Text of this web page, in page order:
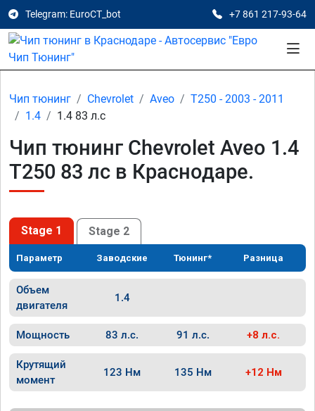
Telegram: EuroCT_bot +7 861 217-93-64
Чип тюнинг Chevrolet Aveo
T250 - 2003 - 2011
1.4
1.4 83 л.с
Чип тюнинг Chevrolet Aveo 1.4
T250 83 лс в Краснодаре.
Stage 1 Stage 2
Параметр Заводские Тюнинг* Разница
Объем
двигателя
1.4
Мощность 83 л.с. 91 л.с. +8 л.с.
Крутящий
момент
123 Нм 135 Нм +12 Нм